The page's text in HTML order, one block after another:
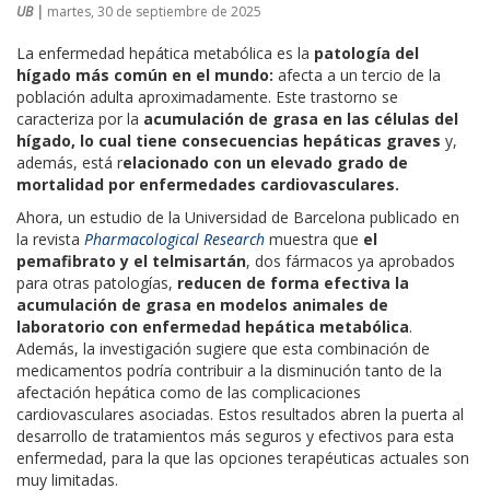
UB | martes, 30 de septiembre de 2025
La enfermedad hepática metabólica es la patología del
hígado más común en el mundo: afecta a un tercio de la
población adulta aproximadamente. Este trastorno se
caracteriza por la acumulación de grasa en las células del
hígado, lo cual tiene consecuencias hepáticas graves y,
además, está relacionado con un elevado grado de
mortalidad por enfermedades cardiovasculares.
Ahora, un estudio de la Universidad de Barcelona publicado en
la revista Pharmacological Research muestra que el
pemafibrato y el telmisartán, dos fármacos ya aprobados
para otras patologías, reducen de forma efectiva la
acumulación de grasa en modelos animales de
laboratorio con enfermedad hepática metabólica.
Además, la investigación sugiere que esta combinación de
medicamentos podría contribuir a la disminución tanto de la
afectación hepática como de las complicaciones
cardiovasculares asociadas. Estos resultados abren la puerta al
desarrollo de tratamientos más seguros y efectivos para esta
enfermedad, para la que las opciones terapéuticas actuales son
muy limitadas.